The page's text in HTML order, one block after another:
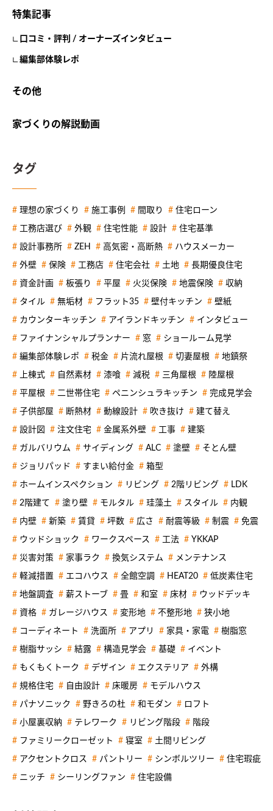
特集記事
口コミ・評判 / オーナーズインタビュー
編集部体験レポ
その他
家づくりの解説動画
タグ
理想の家づくり 施工事例 間取り 住宅ローン
工務店選び 外観 住宅性能 設計 住宅基準
設計事務所 ZEH 高気密・高断熱 ハウスメーカー
外壁 保険 工務店 住宅会社 土地 長期優良住宅
資金計画 板張り 平屋 火災保険 地震保険 収納
タイル 無垢材 フラット35 壁付キッチン 壁紙
カウンターキッチン アイランドキッチン インタビュー
ファイナンシャルプランナー 窓 ショールーム見学
編集部体験レポ 税金 片流れ屋根 切妻屋根 地鎮祭
上棟式 自然素材 漆喰 減税 三角屋根 陸屋根
平屋根 二世帯住宅 ペニンシュラキッチン 完成見学会
子供部屋 断熱材 動線設計 吹き抜け 建て替え
設計図 注文住宅 金属系外壁 工事 建築
ガルバリウム サイディング ALC 塗壁 そとん壁
ジョリパッド すまい給付金 箱型
ホームインスペクション リビング 2階リビング LDK
2階建て 塗り壁 モルタル 珪藻土 スタイル 内観
内壁 新築 賃貸 坪数 広さ 耐震等級 制震 免震
ウッドショック ワークスペース 工法 YKKAP
災害対策 家事ラク 換気システム メンテナンス
軽減措置 エコハウス 全館空調 HEAT20 低炭素住宅
地盤調査 薪ストーブ 畳 和室 床材 ウッドデッキ
資格 ガレージハウス 変形地 不整形地 狭小地
コーディネート 洗面所 アプリ 家具・家電 樹脂窓
樹脂サッシ 結露 構造見学会 基礎 イベント
もくもくトーク デザイン エクステリア 外構
規格住宅 自由設計 床暖房 モデルハウス
パナソニック 野きろの杜 和モダン ロフト
小屋裏収納 テレワーク リビング階段 階段
ファミリークローゼット 寝室 土間リビング
アクセントクロス パントリー シンボルツリー 住宅瑕疵
ニッチ シーリングファン 住宅設備